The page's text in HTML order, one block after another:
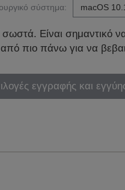
σύστημα:
Είναι σημαντικό
πιο πάνω για να
εγγραφής και